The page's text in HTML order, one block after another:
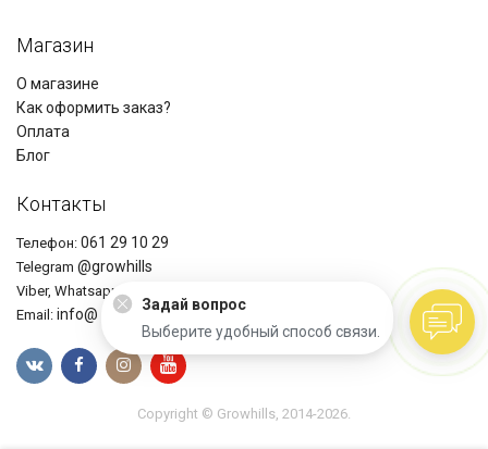
Магазин
О магазине
Как оформить заказ?
Оплата
Блог
Контакты
Телефон: 061 29 10 29
Telegram @growhills
Viber, Whatsapp
Email: info@ growhills.com
Copyright © Growhills, 2014-2026.
Задай вопрос
Выберите удобный способ связи.